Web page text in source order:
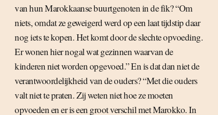
van hun Marokkaanse buurtgenoten in de fik? “Om
niets, omdat ze geweigerd werd op een laat tijdstip daar
nog iets te kopen. Het komt door de slechte opvoeding.
Er wonen hier nogal wat gezinnen waarvan de
kinderen niet worden opgevoed.” En is dat dan niet de
verantwoordelijkheid van de ouders? “Met die ouders
valt niet te praten. Zij weten niet hoe ze moeten
opvoeden en er is een groot verschil met Marokko. In